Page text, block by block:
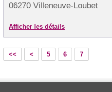
06270 Villeneuve-Loubet
Afficher les détails
<< < 5 6 7